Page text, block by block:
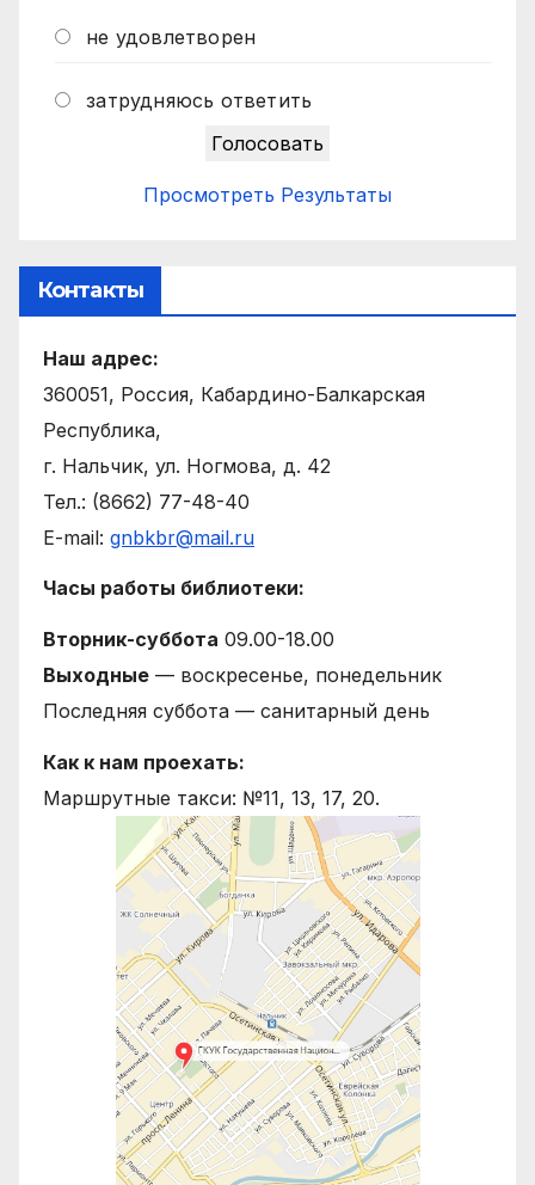
не удовлетворен
затрудняюсь ответить
Просмотреть Результаты
Контакты
Наш адрес:
360051, Россия, Кабардино-Балкарская
Республика,
г. Нальчик, ул. Ногмова, д. 42
Тел.: (8662) 77-48-40
E-mail: gnbkbr@mail.ru
Часы работы библиотеки:
Вторник-суббота 09.00-18.00
Выходные — воскресенье, понедельник
Последняя суббота — санитарный день
Как к нам проехать:
Маршрутные такси: №11, 13, 17, 20.